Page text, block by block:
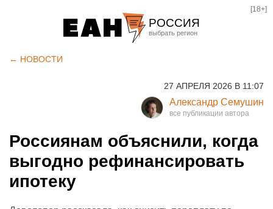
РОССИЯ
Курган
Оренбург
[18+]
← НОВОСТИ
27 АПРЕЛЯ 2026 В 11:07
Александр Семушин
Россиянам объяснили, когда
выгодно рефинансировать
ипотеку